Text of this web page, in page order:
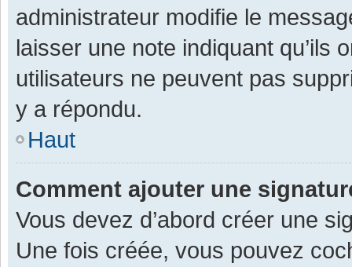
administrateur modifie le
laisser une note indiquant qu’ils
utilisateurs ne peuvent pas
y a répondu.
Haut
Comment ajouter une
Vous devez d’abord créer une
Une fois créée, vous pouvez